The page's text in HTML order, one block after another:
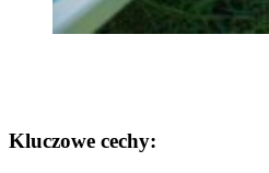
Kluczowe cechy: